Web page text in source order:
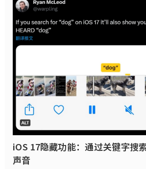
iOS 17隐藏功能：通过关键字搜
声音